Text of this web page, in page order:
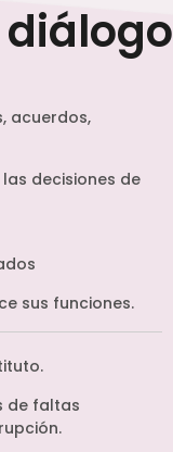
acuerdos,
decisiones de
sus funciones.
de faltas